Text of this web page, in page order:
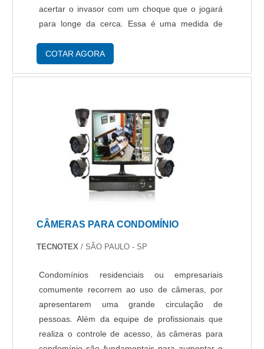
acertar o invasor com um choque que o jogará
para longe da cerca. Essa é uma medida de
independente do ramo ou porte, no mo....
COTAR AGORA
CÂMERAS PARA CONDOMÍNIO
TECNOTEX / SÃO PAULO - SP
Condomínios residenciais ou empresariais
comumente recorrem ao uso de câmeras, por
apresentarem uma grande circulação de
pessoas. Além da equipe de profissionais que
realiza o controle de acesso, às câmeras para